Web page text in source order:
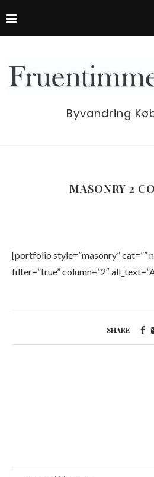
Byvandring
MASONRY 2
[portfolio style=”masonry” cat=””
filter=”true” column=”2″
SHARE